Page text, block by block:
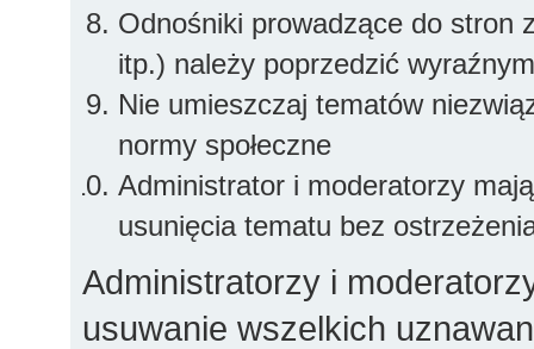
Odnośniki prowadzące do stron
itp.) należy poprzedzić
Nie umieszczaj tematów
normy społeczne
Administrator i moderatorzy
usunięcia tematu bez
Administratorzy i
usuwanie wszelkich